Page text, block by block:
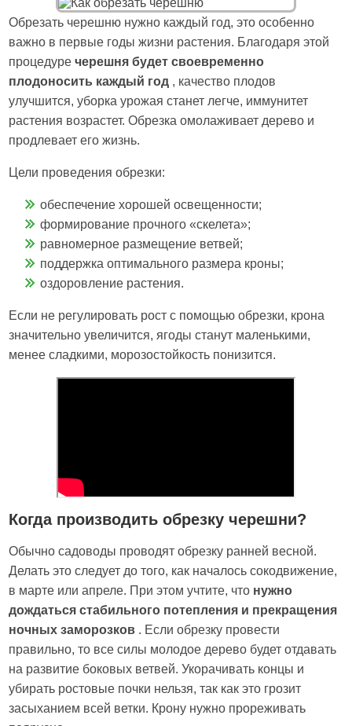
Обрезать черешню нужно каждый год, это особенно
важно в первые годы жизни растения. Благодаря этой
процедуречерешня будет своевременно
плодоносить каждый год , качество плодов
улучшится, уборка урожая станет легче, иммунитет
растения возрастет. Обрезка омолаживает дерево и
продлевает его жизнь.
Цели проведения обрезки:
обеспечение хорошей освещенности;
формирование прочного «скелета»;
равномерное размещение ветвей;
поддержка оптимального размера кроны;
оздоровление растения.
Если не регулировать рост с помощью обрезки, крона
значительно увеличится, ягоды станут маленькими,
менее сладкими, морозостойкость понизится.
Когда производить обрезку черешни?
Обычно садоводы проводят обрезку ранней весной.
Делать это следует до того, как началось сокодвижение,
в марте или апреле. При этом учтите, что нужно
дождаться стабильного потепления и прекращения
ночных заморозков . Если обрезку провести
правильно, то все силы молодое дерево будет отдавать
на развитие боковых ветвей. Укорачивать концы и
убирать ростовые почки нельзя, так как это грозит
засыханием всей ветки. Крону нужно прореживать